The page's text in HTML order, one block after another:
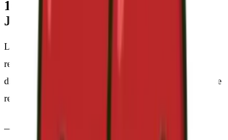
10. Legislación Aplicable y
Jurisdicción
La relación entre CERECILLA, S.L. y el usuario se
regirá por la normativa española vigente. Todas las
disputas y reclamaciones derivadas de este aviso legal se
resolverán por los juzgados y tribunales de Barcelona.